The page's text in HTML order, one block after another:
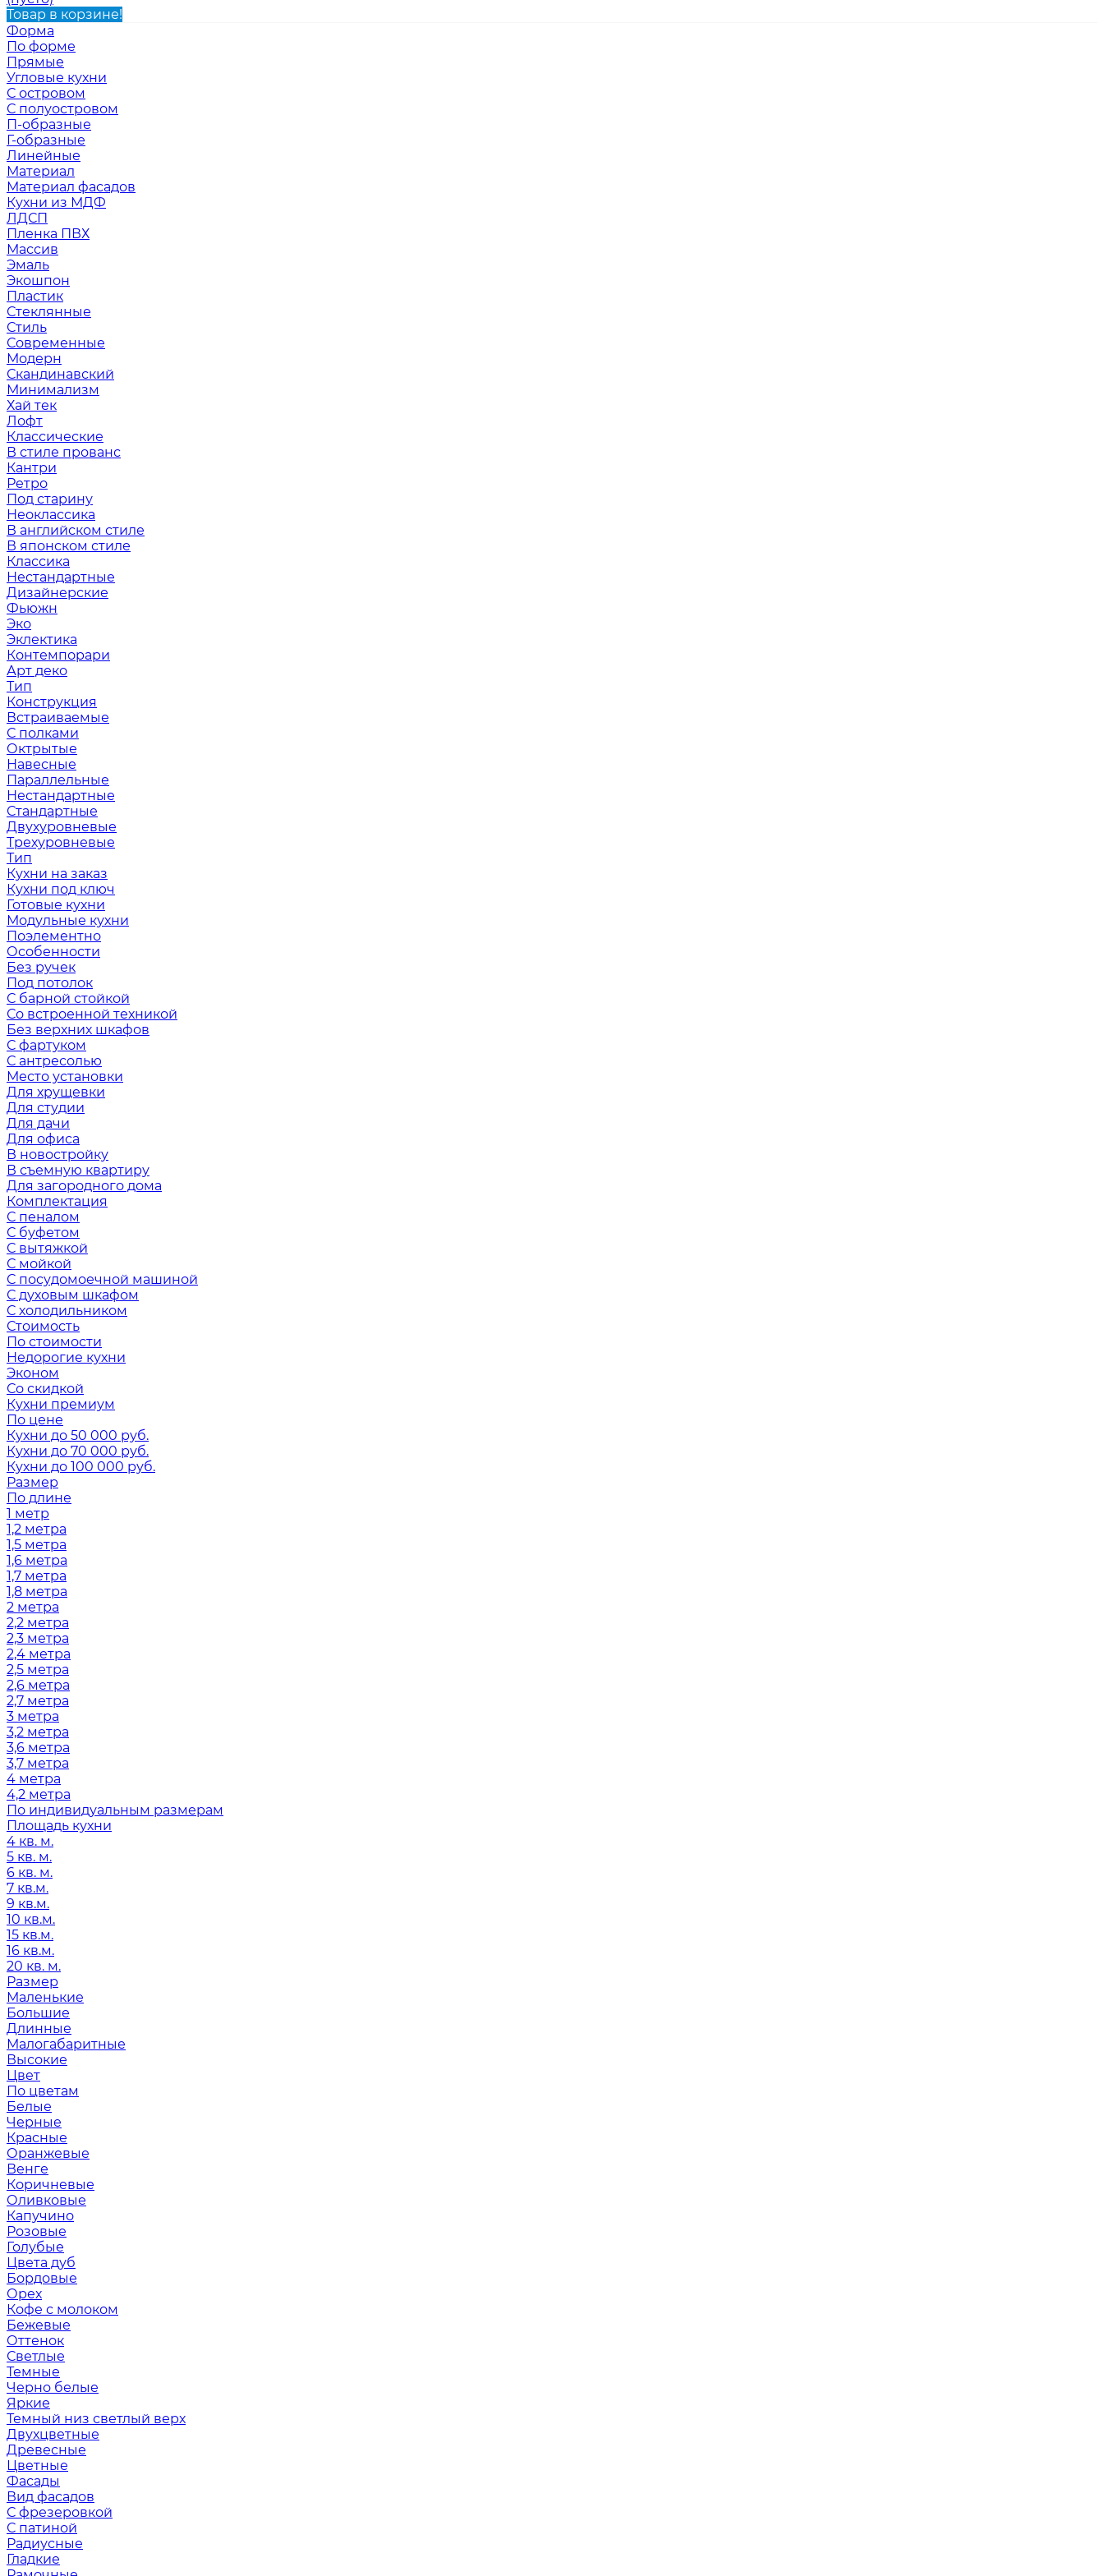
Товар в корзине!
Форма
По форме
Прямые
Угловые кухни
С островом
С полуостровом
П-образные
Г-образные
Линейные
Материал
Материал фасадов
Кухни из МДФ
ЛДСП
Пленка ПВХ
Массив
Эмаль
Экошпон
Пластик
Стеклянные
Стиль
Современные
Модерн
Скандинавский
Минимализм
Хай тек
Лофт
Классические
В стиле прованс
Кантри
Ретро
Под старину
Неоклассика
В английском стиле
В японском стиле
Классика
Нестандартные
Дизайнерские
Фьюжн
Эко
Эклектика
Контемпорари
Арт деко
Тип
Конструкция
Встраиваемые
С полками
Октрытые
Навесные
Параллельные
Нестандартные
Стандартные
Двухуровневые
Трехуровневые
Тип
Кухни на заказ
Кухни под ключ
Готовые кухни
Модульные кухни
Поэлементно
Особенности
Без ручек
Под потолок
С барной стойкой
Со встроенной техникой
Без верхних шкафов
С фартуком
С антресолью
Место установки
Для хрущевки
Для студии
Для дачи
Для офиса
В новостройку
В съемную квартиру
Для загородного дома
Комплектация
С пеналом
С буфетом
С вытяжкой
С мойкой
С посудомоечной машиной
С духовым шкафом
С холодильником
Стоимость
По стоимости
Недорогие кухни
Эконом
Со скидкой
Кухни премиум
По цене
Кухни до 50 000 руб.
Кухни до 70 000 руб.
Кухни до 100 000 руб.
Размер
По длине
1 метр
1,2 метра
1,5 метра
1,6 метра
1,7 метра
1,8 метра
2 метра
2,2 метра
2,3 метра
2,4 метра
2,5 метра
2,6 метра
2,7 метра
3 метра
3,2 метра
3,6 метра
3,7 метра
4 метра
4,2 метра
По индивидуальным размерам
Площадь кухни
4 кв. м.
5 кв. м.
6 кв. м.
7 кв.м.
9 кв.м.
10 кв.м.
15 кв.м.
16 кв.м.
20 кв. м.
Размер
Маленькие
Большие
Длинные
Малогабаритные
Высокие
Цвет
По цветам
Белые
Черные
Красные
Оранжевые
Венге
Коричневые
Оливковые
Капучино
Розовые
Голубые
Цвета дуб
Бордовые
Орех
Кофе с молоком
Бежевые
Оттенок
Светлые
Темные
Черно белые
Яркие
Темный низ светлый верх
Двухцветные
Древесные
Цветные
Фасады
Вид фасадов
С фрезеровкой
С патиной
Радиусные
Гладкие